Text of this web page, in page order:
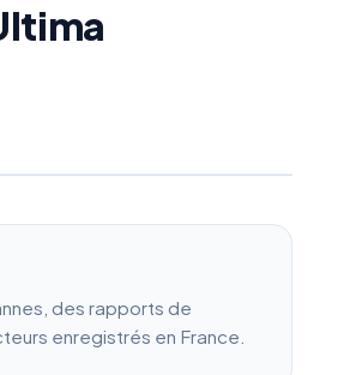
des rapports de
enregistrés en France.